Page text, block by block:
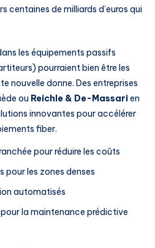
centaines de milliards d’euros qui
les équipements passifs
pourraient bien être les
nouvelle donne. Des entreprises
ou Reichle & De-Massarien
innovantes pour accélérer
fiber.
pour réduire les coûts
les zones denses
automatisés
la maintenance prédictive